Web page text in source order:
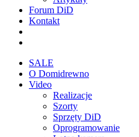
Forum DiD
Kontakt
SALE
O Domidrewno
Video
Realizacje
Szorty
Sprzęty DiD
Oprogramowanie